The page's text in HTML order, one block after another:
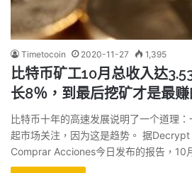
Timetocoin 2020-11-27 1,395
比特币矿工10月总收入达
长8％，到最后挖矿才是最
比特币十年的高速发展说明了一个道理
起市场关注，因为这是趋势。 据
Comprar Acciones今日发布的报告，10